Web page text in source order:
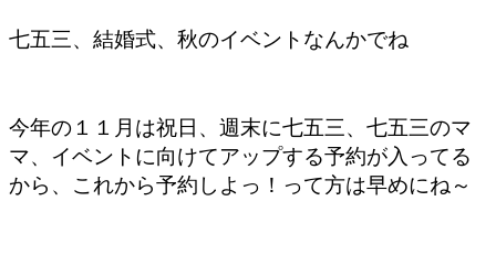
七五三、結婚式、秋のイベントなんかでね
今年の１１月は祝日、週末に七五三、七五三のマ
マ、イベントに向けてアップする予約が入ってる
から、これから予約しよっ！って方は早めにね～